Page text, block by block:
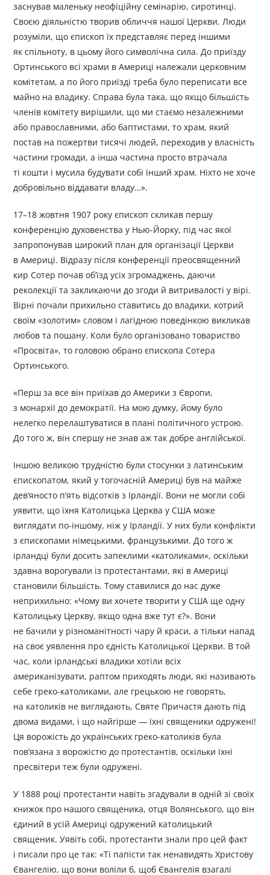
заснував маленьку неофіційну семінарію, сиротинці.
Своєю діяльністю творив обличчя нашої Церкви. Люди
розуміли, що єпископ їх представляє перед іншими
як спільноту, в цьому його символічна сила. До приїзду
Ортинського всі храми в Америці належали церковним
комітетам, а по його приїзді треба було переписати все
майно на владику. Справа була така, що якщо більшість
членів комітету вирішили, що ми стаємо незалежними
або православними, або баптистами, то храм, який
постав на пожертви тисячі людей, переходив у власність
частини громади, а інша частина просто втрачала
ті кошти і мусила будувати собі інший храм. Ніхто не хоче
добровільно віддавати владу…».
17–18 жовтня 1907 року єпископ скликав першу
конференцію духовенства у Нью-Йорку, під час якої
запропонував широкий план для організації Церкви
в Америці. Відразу після конференції преосвященний
кир Сотер почав об’їзд усіх згромаджень, даючи
реколекції та закликаючи до згоди й витривалості у вірі.
Вірні почали прихильно ставитись до владики, котрий
своїм «золотим» словом і лагідною поведінкою викликав
любов та пошану. Коли було організовано товариство
«Просвіта», то головою обрано єпископа Сотера
Ортинського.
«Перш за все він приїхав до Америки з Європи,
з монархії до демократії. На мою думку, йому було
нелегко перелаштуватися в плані політичного устрою.
До того ж, він спершу не знав аж так добре англійської.
Іншою великою трудністю були стосунки з латинським
єпископатом, який у тогочасній Америці був на майже
дев’яносто п’ять відсотків з Ірландії. Вони не могли собі
уявити, що їхня Католицька Церква у США може
виглядати по-іншому, ніж у Ірландії. У них були конфлікти
з єпископами німецькими, французькими. До того ж
ірландці були досить запеклими «католиками», оскільки
здавна ворогували із протестантами, які в Америці
становили більшість. Тому ставилися до нас дуже
неприхильно: «Чому ви хочете творити у США ще одну
Католицьку Церкву, якщо одна вже тут є?». Вони
не бачили у різноманітності чару й краси, а тільки напад
на своє уявлення про єдність Католицької Церкви. В той
час, коли ірландські владики хотіли всіх
американізувати, раптом приходять люди, які називають
себе греко-католиками, але грецькою не говорять,
на католиків не виглядають, Святе Причастя дають під
двома видами, і що найгірше — їхні священики одружені!
Ця ворожість до українських греко-католиків була
пов’язана з ворожістю до протестантів, оскільки їхні
пресвітери теж були одружені.
У 1888 році протестанти навіть згадували в одній зі своїх
книжок про нашого священика, отця Волянського, що він
єдиний в усій Америці одружений католицький
священик. Уявіть собі, протестанти знали про цей факт
і писали про це так: «Ті папісти так ненавидять Христову
Євангелію, що вони воліли б, щоб Євангелія взагалі